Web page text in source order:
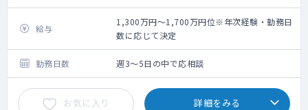
【勤務内容】※イメージ
基本的に訪問診療がメインのご勤務です
午前：9:00～12:00 外来もしくは訪問診
療
午後：13:00～18:00 訪問診療
※外来、訪問診療のコマについては応相談で
す。
※各曜日の内訳についてはご希望を踏まえて
給与
1,300万円～1,700万円位※年次経験・勤務日
数に応じて決定
勤務日数 週3～5日の中で応相談
お気に入り 詳細をみる